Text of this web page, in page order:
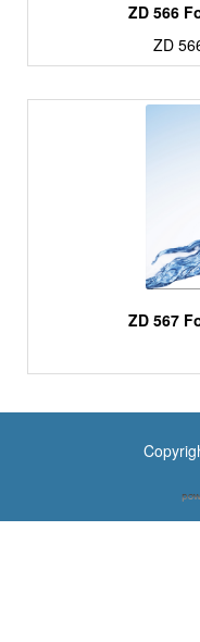
ZD 566
ZD
ZD 567